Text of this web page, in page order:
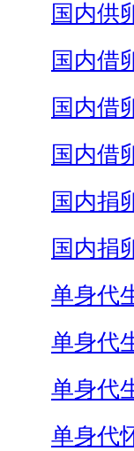
国内供
国内借
国内借
国内借
国内捐
国内捐
单身代
单身代
单身代
单身代